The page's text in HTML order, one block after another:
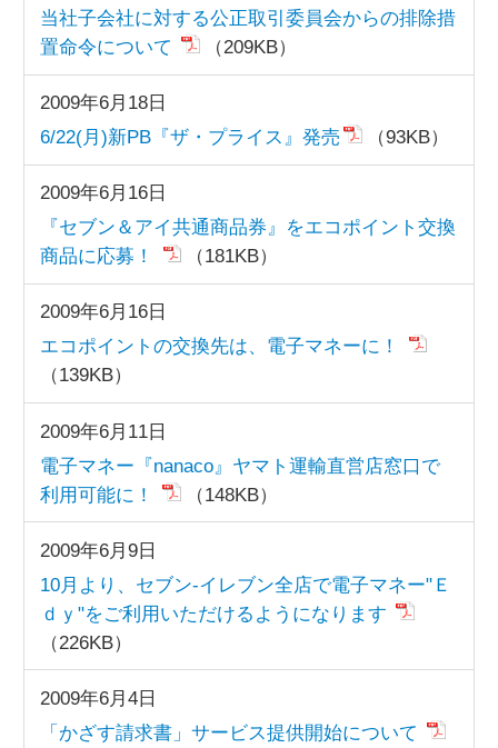
当社子会社に対する公正取引委員会からの排除措
置命令について
（209KB）
2009年6月18日
6/22(月)新PB『ザ・プライス』発売
（93KB）
2009年6月16日
『セブン＆アイ共通商品券』をエコポイント交換
商品に応募！
（181KB）
2009年6月16日
エコポイントの交換先は、電子マネーに！
（139KB）
2009年6月11日
電子マネー『nanaco』ヤマト運輸直営店窓口で
利用可能に！
（148KB）
2009年6月9日
10月より、セブン-イレブン全店で電子マネー"Ｅ
ｄｙ"をご利用いただけるようになります
（226KB）
2009年6月4日
「かざす請求書」サービス提供開始について